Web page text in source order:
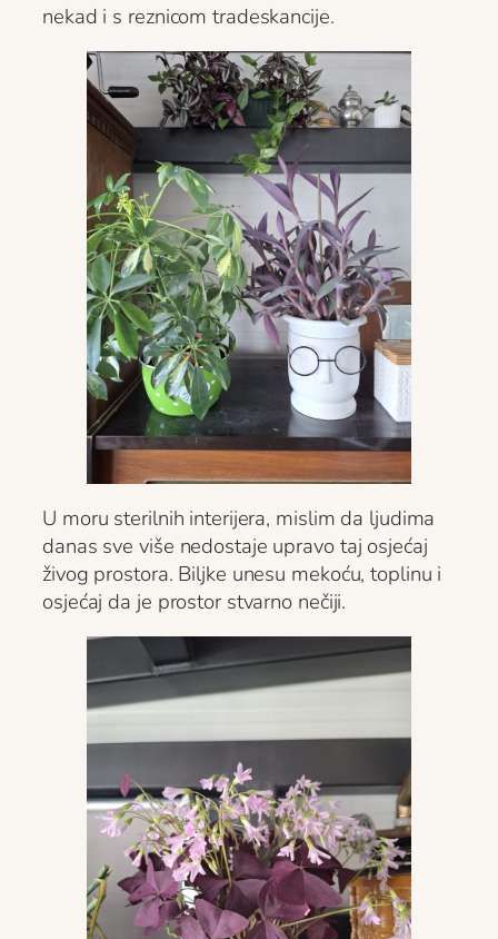
nekad i s reznicom tradeskancije.
U moru sterilnih interijera, mislim da ljudima
danas sve više nedostaje upravo taj osjećaj
živog prostora. Biljke unesu mekoću, toplinu i
osjećaj da je prostor stvarno nečiji.